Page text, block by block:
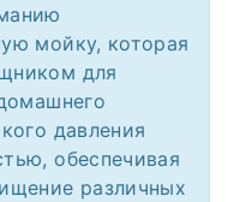
мойку, которая
для
давления
обеспечивая
различных